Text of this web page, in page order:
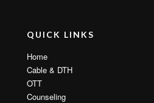
QUICK LINKS
Home
Cable & DTH
OTT
Counseling